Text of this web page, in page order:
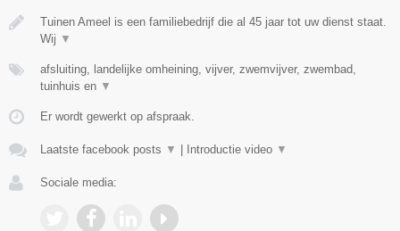
Tuinen Ameel is een familiebedrijf die al 45 jaar tot uw dienst staat.
Wij ▼
afsluiting, landelijke omheining, vijver, zwemvijver, zwembad,
tuinhuis en ▼
Er wordt gewerkt op afspraak.
Laatste facebook posts ▼ Introductie video ▼
Sociale media: